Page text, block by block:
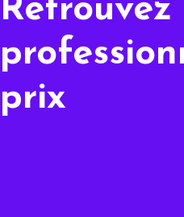
prix